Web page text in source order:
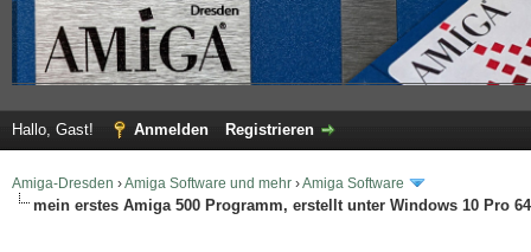
Hallo, Gast! Anmelden Registrieren
Amiga-Dresden ›Amiga Software und mehr ›Amiga Software
mein erstes Amiga 500 Programm, erstellt unter Windows 10 Pro